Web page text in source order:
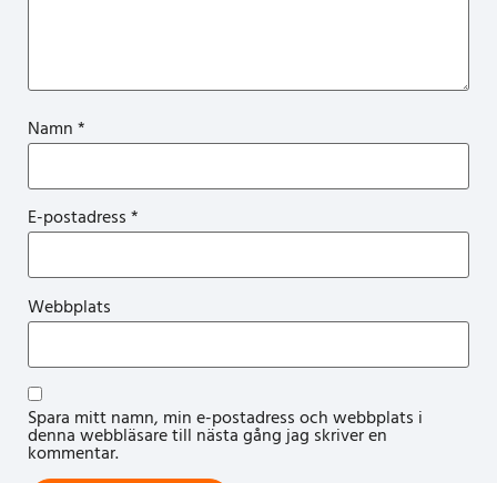
Namn*
E-postadress*
Webbplats
Spara mitt namn, min e-postadress och webbplats i
denna webbläsare till nästa gång jag skriver en
kommentar.